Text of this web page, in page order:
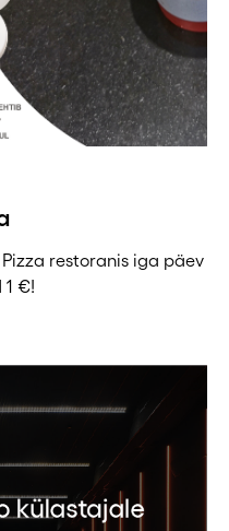
restoranis iga päev
1 €!